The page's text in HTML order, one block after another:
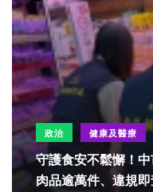
政治 健康及醫療
守護食安不鬆懈！
肉品逾萬件、違規